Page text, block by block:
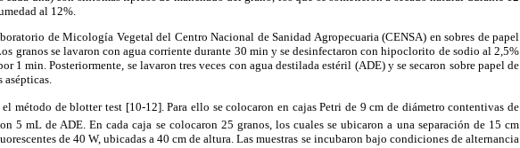
al 12%.
de Micología Vegetal del Centro Nacional de Sanidad Agropecuaria (CENSA) en sobres de papel
granos se lavaron con agua corriente durante 30 min y se desinfectaron con hipoclorito de sodio al 2,5%
1 min. Posteriormente, se lavaron tres veces con agua destilada estéril (ADE) y se secaron sobre papel de
asépticas.
método de blotter test [10-12]. Para ello se colocaron en cajas Petri de 9 cm de diámetro contentivas de
5 mL de ADE. En cada caja se colocaron 25 granos, los cuales se ubicaron a una separación de 15 cm
de 40 W, ubicadas a 40 cm de altura. Las muestras se incubaron bajo condiciones de alternancia